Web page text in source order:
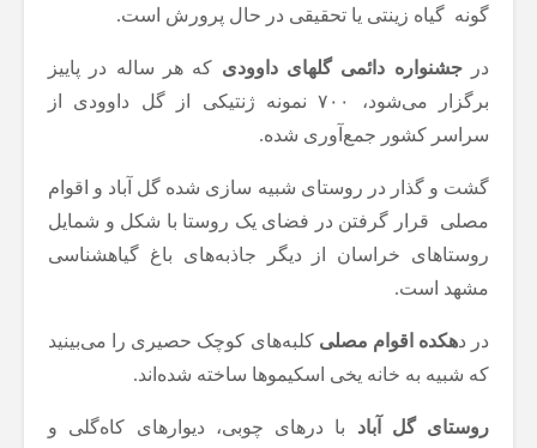
گونه گیاه زینتی یا تحقیقی در حال پرورش است.
درجشنواره دائمی گلهای داوودی که هر ساله در پاییز
برگزار می‌شود، ۷۰۰ نمونه ژنتیکی از گل داوودی از
سراسر کشور جمع‌آوری شده.
گشت و گذار در روستای شبیه سازی شده گل آباد و اقوام
مصلی قرار گرفتن در فضای یک روستا با شکل و شمایل
روستاهای خراسان از دیگر جاذبه‌های باغ گیاهشناسی
مشهد است.
در دهکده اقوام مصلی کلبه‌های کوچک حصیری را می‌بینید
که شبیه به خانه‌ یخی اسکیموها ساخته شده‌اند.
روستای گل آباد با در‌های چوبی، دیوارهای کاه‌گلی و